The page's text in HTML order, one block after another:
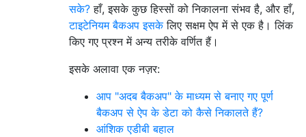
सके?हाँ, इसके कुछ हिस्सों को निकालना संभव है, और हाँ,
टाइटेनियम बैकअप इसकेलिए सक्षम ऐप में से एक है। लिंक
किए गए प्रश्न में अन्य तरीके वर्णित हैं।
इसके अलावा एक नज़र:
आप "अदब बैकअप" के माध्यम से बनाए गए पूर्ण
बैकअप से ऐप के डेटा को कैसे निकालते हैं?
आंशिक एडीबी बहाल